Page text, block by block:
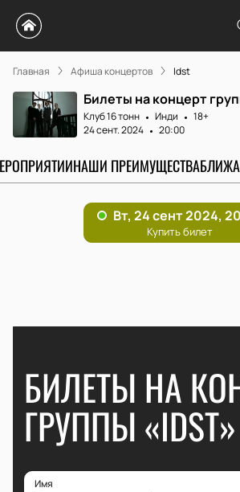
Главная Афиша концертов Idst
Билеты на концерт
Клуб 16 тонн Инди
18+
24 сент. 2024
20:00
НАШИ ПРЕИМУЩЕСТВА
БИЛЕТЫ НА
ГРУППЫ «IDST»
Имя